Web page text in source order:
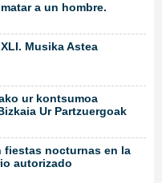
a un hombre.
Musika Astea
ur kontsumoa
Ur Partzuergoak
fiestas nocturnas en la
autorizado